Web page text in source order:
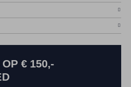
€ 150,-